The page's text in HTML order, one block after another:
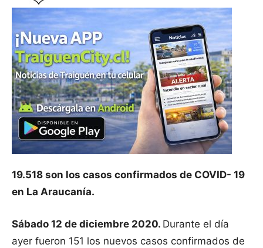
19.518 son los casos confirmados de COVID- 19
en La Araucanía.
Sábado 12 de diciembre 2020. Durante el día
ayer fueron 151 los nuevos casos confirmados de